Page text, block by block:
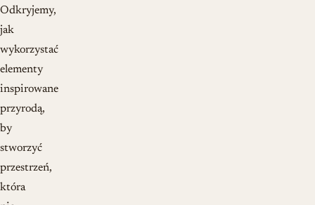
Odkryjemy,
jak
wykorzystać
elementy
inspirowane
przyrodą,
by
stworzyć
przestrzeń,
która